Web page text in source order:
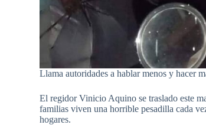
Llama autoridades a hablar menos y hacer
El regidor Vinicio Aquino se traslado este
familias viven una horrible pesadilla cada
hogares.